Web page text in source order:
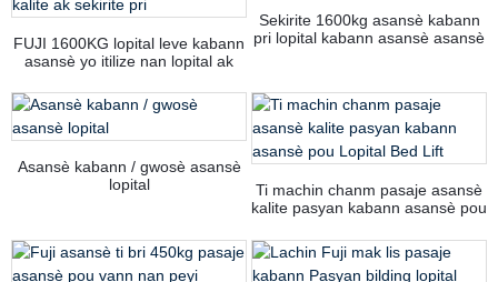
FUJI 1600KG lopital leve kabann
asansè yo itilize nan lopital ak
sekirite pri
Sekirite 1600kg asansè kabann
pri lopital kabann asansè asansè
Asansè kabann / gwosè asansè
lopital
Ti machin chanm pasaje asansè
kalite pasyan kabann asansè pou